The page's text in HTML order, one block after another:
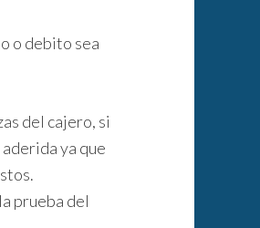
o debito sea
del cajero, si
ya que
prueba del